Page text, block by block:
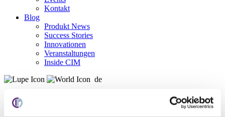
Kontakt
Blog
Produkt News
Success Stories
Innovationen
Veranstaltungen
Inside CIM
de